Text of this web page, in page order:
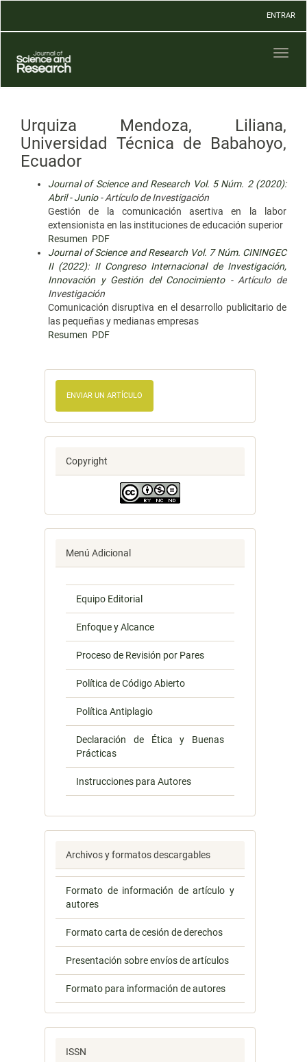
Contenido
Barra
lateral
ENTRAR
Urquiza Mendoza, Liliana,
Universidad Técnica de Babahoyo,
Ecuador
Journal of Science and Research Vol. 5 Núm. 2 (2020):
Abril - Junio- Artículo de Investigación
Gestión de la comunicación asertiva en la labor
extensionista en las instituciones de educación superior
Resumen PDF
Journal of Science and Research Vol. 7 Núm. CININGEC
II (2022): II Congreso Internacional de Investigación,
Innovación y Gestión del Conocimiento- Artículo de
Investigación
Comunicación disruptiva en el desarrollo publicitario de
las pequeñas y medianas empresas
Resumen PDF
ENVIAR UN ARTÍCULO
Copyright
Menú Adicional
Equipo Editorial
Enfoque y Alcance
Proceso de Revisión por Pares
Política de Código Abierto
Política Antiplagio
Declaración de Ética y Buenas
Prácticas
Instrucciones para Autores
Archivos y formatos descargables
Formato de información de artículo y
autores
Formato carta de cesión de derechos
Presentación sobre envíos de artículos
Formato para información de autores
ISSN